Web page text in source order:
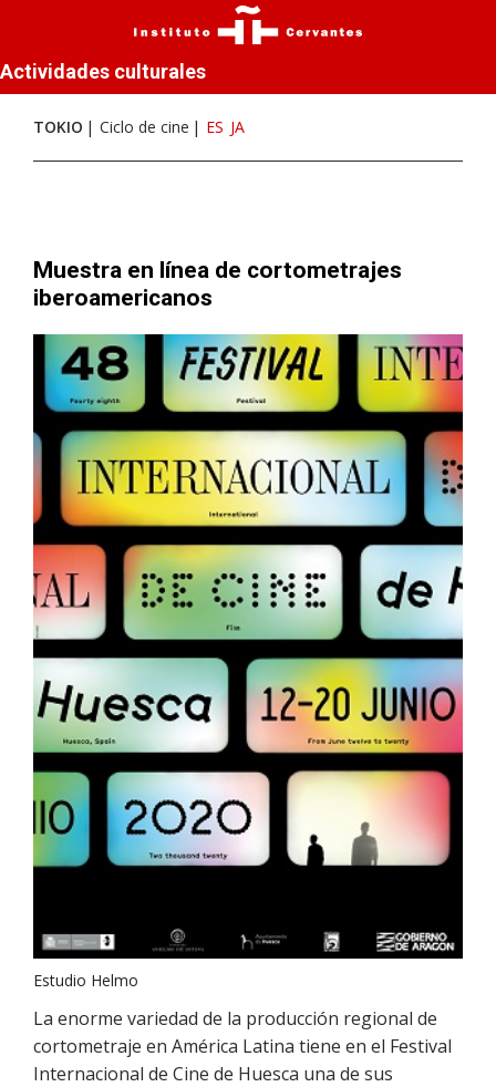
Actividades culturales
TOKIO Ciclo de cine ES JA
Muestra en línea de cortometrajes
iberoamericanos
Estudio Helmo
La enorme variedad de la producción regional de
cortometraje en América Latina tiene en el Festival
Internacional de Cine de Huesca una de sus